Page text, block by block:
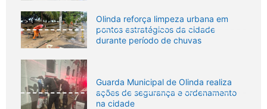
Olinda reforça limpeza urbana em
pontos estratégicos da cidade
durante período de chuvas
Guarda Municipal de Olinda realiza
ações de segurança e ordenamento
na cidade